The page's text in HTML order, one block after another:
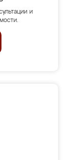
и